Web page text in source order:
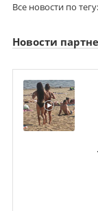
Все новости по тегу:
Новости